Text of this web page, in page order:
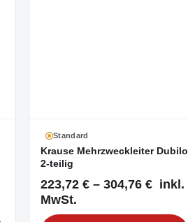
Standard
Krause Mehrzweckleiter Dubilo
2-teilig
223,72 € – 304,76 € inkl.
MwSt.